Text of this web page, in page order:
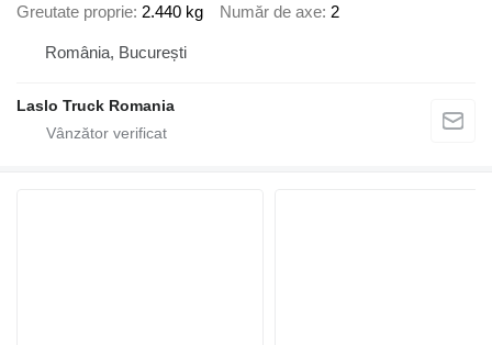
Greutate proprie 2.440 kg Număr de axe 2
România, București
Laslo Truck Romania